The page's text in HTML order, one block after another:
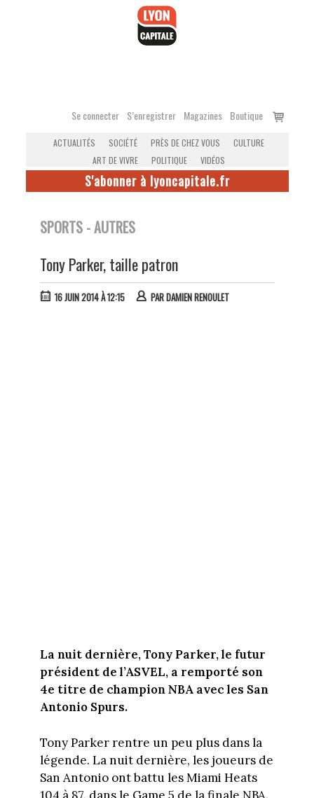
Se connecter S’enregistrer Magazines Boutique
Voir
ACTUALITÉS SOCIÉTÉ PRÈS DE CHEZ VOUS
CULTURE
ART DE VIVRE
POLITIQUE VIDÉOS
S'abonner à lyoncapitale.fr
SPORTS - AUTRES
Tony Parker, taille patron
16 JUIN 2014 À 12:15 PARDAMIEN RENOULET
La nuit dernière, Tony Parker, le futur
président de l’ASVEL, a remporté son
4e titre de champion NBA avec les San
Antonio Spurs.
Tony Parker rentre un peu plus dans la
légende. La nuit dernière, les joueurs de
San Antonio ont battu les Miami Heats
104 à 87, dans le Game 5 de la finale NBA.